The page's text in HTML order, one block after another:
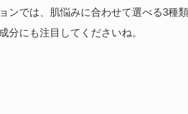
ンでは、肌悩みに合わせて選べる3種
分にも注目してくださいね。